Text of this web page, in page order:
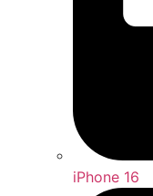
iPhone 16